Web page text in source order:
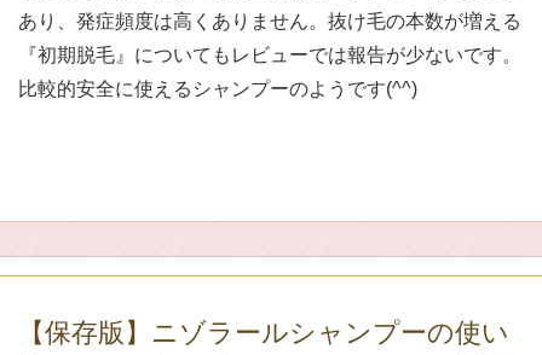
あり、発症頻度は高くありません。抜け毛の本数が増える
『初期脱毛』についてもレビューでは報告が少ないです。
比較的安全に使えるシャンプーのようです(^^)
【保存版】ニゾラールシャンプーの使い